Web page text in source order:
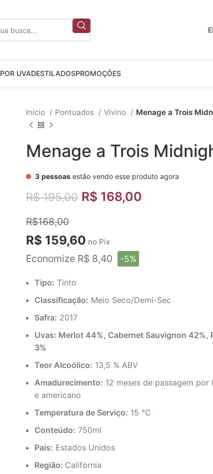
POR UVADESTILADOSPROMOÇÕES
Início Pontuados Vivino Menage a Trois
Menage a Trois
3 pessoas estão vendo esse produto agora
R$195,00 R$ 168,00
R$168,00
R$ 159,60 no Pix
Economize R$ 8,40 -5%
Tipo: Tinto
Classificação: Meio Seco/Demi-Sec
Safra: 2017
Uvas: Merlot 44%, Cabernet Sauvignon 42%,
3%
Teor Alcoólico: 13,5 % ABV
Amadurecimento: 12 meses de passagem
e americano
Temperatura de Serviço: 15 °C
Conteúdo: 750ml
País: Estados Unidos
Região: Califórnia